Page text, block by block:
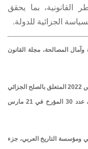
بما يحقق
الجزائية للدولة.
وآمال المصالحة، مجلة القانون
المرسوم عدد 13 لسنة 2022 المؤرخ في 20 مارس 2022 المتعلق بالصلح الجزائي
، الرائد الرسمي للجمهورية التونسية، عدد 30 المؤرخ في 21 مارس
ومؤسسة التاريخ العربي، جزء